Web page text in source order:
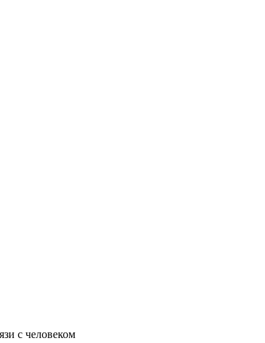
с человеком